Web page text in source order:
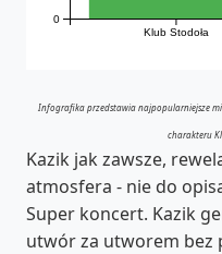
Klub Stodoła
0
Infografika przedstawia najpopularniejsze
charakteru
Kazik jak zawsze,
atmosfera - nie do
Super koncert. Kazik
utwór za utworem bez